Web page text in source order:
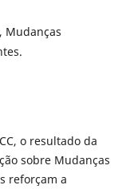
Mudanças
o resultado da
sobre Mudanças
reforçam a